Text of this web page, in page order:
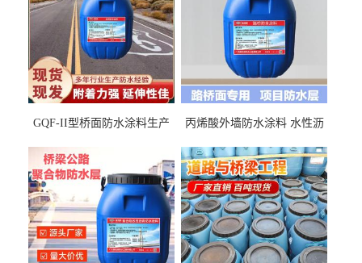
GQF-II型桥面防水涂料生产
丙烯酸外墙防水涂料 水性沥
厂家